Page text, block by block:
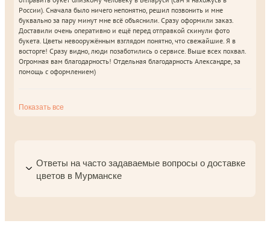
России). Сначала было ничего непонятно, решил позвонить и мне
буквально за пару минут мне всё объяснили. Сразу оформили заказ.
Доставили очень оперативно и ещё перед отправкой скинули фото
букета. Цветы невооружённым взглядом понятно, что свежайшие. Я в
восторге! Сразу видно, люди позаботились о сервисе. Выше всех похвал.
Огромная вам благодарность! Отдельная благодарность Александре, за
помощь с оформлением)
Показать все
Ответы на часто задаваемые вопросы о доставке
цветов в Мурманске